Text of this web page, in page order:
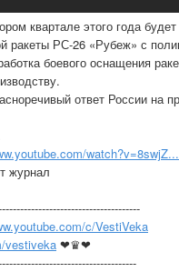
квартале этого года
ракеты РС-26 «Рубеж» с
боевого оснащения
ответ России на
watch?v=8swjZ...
журнал
c/VestiVeka
vestiveka ❤♛❤